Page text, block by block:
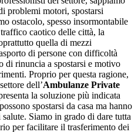
problemi motori, spostarsi
ostacolo, spesso insormontabile
caotico delle città, la
quella di mezzi
di persone con difficoltà
di rinuncia a spostarsi e motivo
Proprio per questa ragione,
dell’Ambulanze Private
la soluzione più indicata
spostarsi da casa ma hanno
Siamo in grado di dare tutta
per facilitare il trasferimento dei